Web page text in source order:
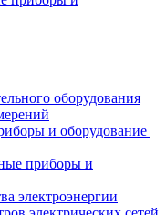
оборудования
и оборудование
приборы и
электроэнергии